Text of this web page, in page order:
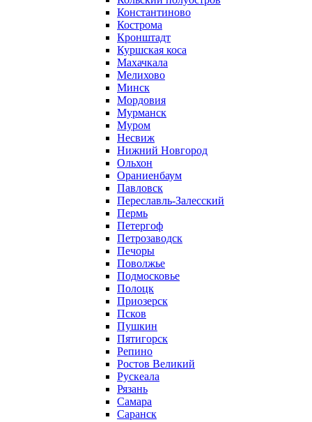
Константиново
Кострома
Кронштадт
Куршская коса
Махачкала
Мелихово
Минск
Мордовия
Мурманск
Муром
Несвиж
Нижний Новгород
Ольхон
Ораниенбаум
Павловск
Переславль-Залесский
Пермь
Петергоф
Петрозаводск
Печоры
Поволжье
Подмосковье
Полоцк
Приозерск
Псков
Пушкин
Пятигорск
Репино
Ростов Великий
Рускеала
Рязань
Самара
Саранск